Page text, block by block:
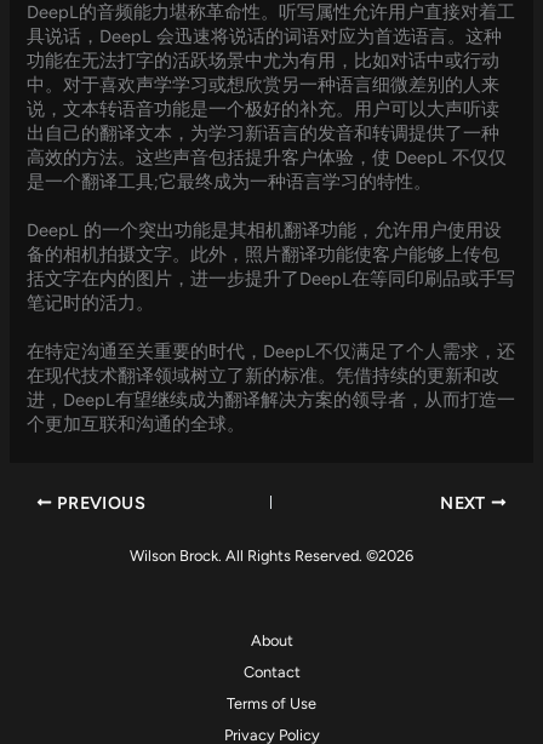
DeepL的音频能力堪称革命性。听写属性允许用户直接对着工
具说话，DeepL 会迅速将说话的词语对应为首选语言。这种
功能在无法打字的活跃场景中尤为有用，比如对话中或行动
中。对于喜欢声学学习或想欣赏另一种语言细微差别的人来
说，文本转语音功能是一个极好的补充。用户可以大声听读
出自己的翻译文本，为学习新语言的发音和转调提供了一种
高效的方法。这些声音包括提升客户体验，使 DeepL 不仅仅
是一个翻译工具;它最终成为一种语言学习的特性。
DeepL 的一个突出功能是其相机翻译功能，允许用户使用设
备的相机拍摄文字。此外，照片翻译功能使客户能够上传包
括文字在内的图片，进一步提升了DeepL在等同印刷品或手写
笔记时的活力。
在特定沟通至关重要的时代，DeepL不仅满足了个人需求，还
在现代技术翻译领域树立了新的标准。凭借持续的更新和改
进，DeepL有望继续成为翻译解决方案的领导者，从而打造一
个更加互联和沟通的全球。
PREVIOUS NEXT
Wilson Brock. All Rights Reserved. ©2026
About
Contact
Terms of Use
Privacy Policy